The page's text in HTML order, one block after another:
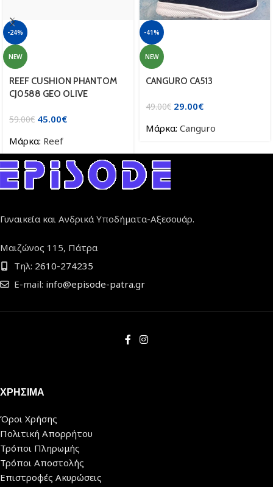
-24%
NEW
REEF CUSHION PHANTOM
CJ0588 GEO OLIVE
59.00€ 45.00€
Μάρκα: Reef
-41%
NEW
CANGURO CA513
49.00€ 29.00€
Μάρκα: Canguro
Γυναικεία και Ανδρικά Υποδήματα-Αξεσουάρ.
Μαιζώνος 115, Πάτρα
Τηλ: 2610-274235
E-mail: info@episode-patra.gr
ΧΡΗΣΙΜΑ
Όροι Χρήσης
Πολιτική Απορρήτου
Τρόποι Πληρωμής
Τρόποι Αποστολής
Επιστροφές Ακυρώσεις